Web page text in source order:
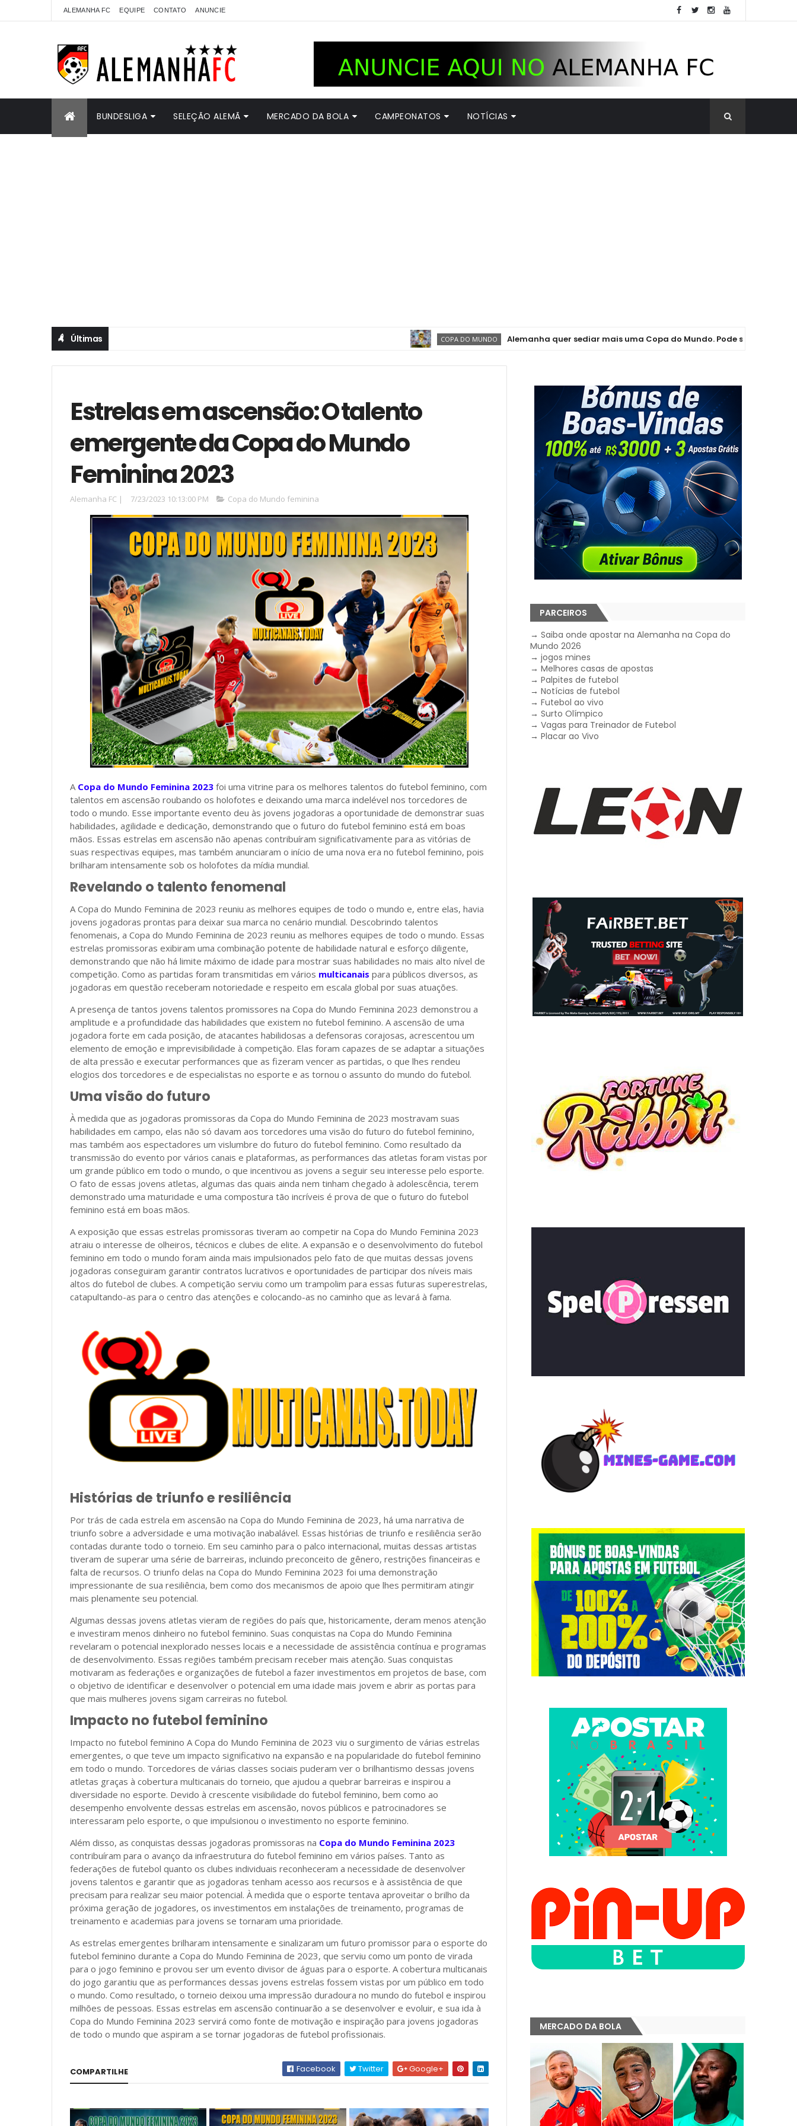
ALEMANHA FC EQUIPE CONTATO ANUNCIE
BUNDESLIGA SELEÇÃO ALEMÃ MERCADO DA BOLA CAMPEONATOS NOTÍCIAS
Últimas COPA DO MUNDO Alemanha quer sediar mais uma Copa do Mundo. Pode ser em 2038 ou 2042
Estrelas em ascensão: O talento
emergente da Copa do Mundo
Feminina 2023
Alemanha FC | 7/23/2023 10:13:00 PM Copa do Mundo feminina
A Copa do Mundo Feminina 2023 foi uma vitrine para os melhores talentos do futebol feminino, com
talentos em ascensão roubando os holofotes e deixando uma marca indelével nos torcedores de
todo o mundo. Esse importante evento deu às jovens jogadoras a oportunidade de demonstrar suas
habilidades, agilidade e dedicação, demonstrando que o futuro do futebol feminino está em boas
mãos. Essas estrelas em ascensão não apenas contribuíram significativamente para as vitórias de
suas respectivas equipes, mas também anunciaram o início de uma nova era no futebol feminino, pois
brilharam intensamente sob os holofotes da mídia mundial.
Revelando o talento fenomenal
A Copa do Mundo Feminina de 2023 reuniu as melhores equipes de todo o mundo e, entre elas, havia
jovens jogadoras prontas para deixar sua marca no cenário mundial. Descobrindo talentos
fenomenais, a Copa do Mundo Feminina de 2023 reuniu as melhores equipes de todo o mundo. Essas
estrelas promissoras exibiram uma combinação potente de habilidade natural e esforço diligente,
demonstrando que não há limite máximo de idade para mostrar suas habilidades no mais alto nível de
competição. Como as partidas foram transmitidas em vários multicanais para públicos diversos, as
jogadoras em questão receberam notoriedade e respeito em escala global por suas atuações.
A presença de tantos jovens talentos promissores na Copa do Mundo Feminina 2023 demonstrou a
amplitude e a profundidade das habilidades que existem no futebol feminino. A ascensão de uma
jogadora forte em cada posição, de atacantes habilidosas a defensoras corajosas, acrescentou um
elemento de emoção e imprevisibilidade à competição. Elas foram capazes de se adaptar a situações
de alta pressão e executar performances que as fizeram vencer as partidas, o que lhes rendeu
elogios dos torcedores e de especialistas no esporte e as tornou o assunto do mundo do futebol.
Uma visão do futuro
À medida que as jogadoras promissoras da Copa do Mundo Feminina de 2023 mostravam suas
habilidades em campo, elas não só davam aos torcedores uma visão do futuro do futebol feminino,
mas também aos espectadores um vislumbre do futuro do futebol feminino. Como resultado da
transmissão do evento por vários canais e plataformas, as performances das atletas foram vistas por
um grande público em todo o mundo, o que incentivou as jovens a seguir seu interesse pelo esporte.
O fato de essas jovens atletas, algumas das quais ainda nem tinham chegado à adolescência, terem
demonstrado uma maturidade e uma compostura tão incríveis é prova de que o futuro do futebol
feminino está em boas mãos.
A exposição que essas estrelas promissoras tiveram ao competir na Copa do Mundo Feminina 2023
atraiu o interesse de olheiros, técnicos e clubes de elite. A expansão e o desenvolvimento do futebol
feminino em todo o mundo foram ainda mais impulsionados pelo fato de que muitas dessas jovens
jogadoras conseguiram garantir contratos lucrativos e oportunidades de participar dos níveis mais
altos do futebol de clubes. A competição serviu como um trampolim para essas futuras superestrelas,
catapultando-as para o centro das atenções e colocando-as no caminho que as levará à fama.
Histórias de triunfo e resiliência
Por trás de cada estrela em ascensão na Copa do Mundo Feminina de 2023, há uma narrativa de
triunfo sobre a adversidade e uma motivação inabalável. Essas histórias de triunfo e resiliência serão
contadas durante todo o torneio. Em seu caminho para o palco internacional, muitas dessas artistas
tiveram de superar uma série de barreiras, incluindo preconceito de gênero, restrições financeiras e
falta de recursos. O triunfo delas na Copa do Mundo Feminina 2023 foi uma demonstração
impressionante de sua resiliência, bem como dos mecanismos de apoio que lhes permitiram atingir
mais plenamente seu potencial.
Algumas dessas jovens atletas vieram de regiões do país que, historicamente, deram menos atenção
e investiram menos dinheiro no futebol feminino. Suas conquistas na Copa do Mundo Feminina
revelaram o potencial inexplorado nesses locais e a necessidade de assistência contínua e programas
de desenvolvimento. Essas regiões também precisam receber mais atenção. Suas conquistas
motivaram as federações e organizações de futebol a fazer investimentos em projetos de base, com
o objetivo de identificar e desenvolver o potencial em uma idade mais jovem e abrir as portas para
que mais mulheres jovens sigam carreiras no futebol.
Impacto no futebol feminino
Impacto no futebol feminino A Copa do Mundo Feminina de 2023 viu o surgimento de várias estrelas
emergentes, o que teve um impacto significativo na expansão e na popularidade do futebol feminino
em todo o mundo. Torcedores de várias classes sociais puderam ver o brilhantismo dessas jovens
atletas graças à cobertura multicanais do torneio, que ajudou a quebrar barreiras e inspirou a
diversidade no esporte. Devido à crescente visibilidade do futebol feminino, bem como ao
desempenho envolvente dessas estrelas em ascensão, novos públicos e patrocinadores se
interessaram pelo esporte, o que impulsionou o investimento no esporte feminino.
Além disso, as conquistas dessas jogadoras promissoras na Copa do Mundo Feminina 2023
contribuíram para o avanço da infraestrutura do futebol feminino em vários países. Tanto as
federações de futebol quanto os clubes individuais reconheceram a necessidade de desenvolver
jovens talentos e garantir que as jogadoras tenham acesso aos recursos e à assistência de que
precisam para realizar seu maior potencial. À medida que o esporte tentava aproveitar o brilho da
próxima geração de jogadores, os investimentos em instalações de treinamento, programas de
treinamento e academias para jovens se tornaram uma prioridade.
As estrelas emergentes brilharam intensamente e sinalizaram um futuro promissor para o esporte do
futebol feminino durante a Copa do Mundo Feminina de 2023, que serviu como um ponto de virada
para o jogo feminino e provou ser um evento divisor de águas para o esporte. A cobertura multicanais
do jogo garantiu que as performances dessas jovens estrelas fossem vistas por um público em todo
o mundo. Como resultado, o torneio deixou uma impressão duradoura no mundo do futebol e inspirou
milhões de pessoas. Essas estrelas em ascensão continuarão a se desenvolver e evoluir, e sua ida à
Copa do Mundo Feminina 2023 servirá como fonte de motivação e inspiração para jovens jogadoras
de todo o mundo que aspiram a se tornar jogadoras de futebol profissionais.
COMPARTILHE Facebook Twitter Google+
PARCEIROS
→Saiba onde apostar na Alemanha na Copa do
Mundo 2026
→jogos mines
→Melhores casas de apostas
→Palpites de futebol
→Notícias de futebol
→Futebol ao vivo
→Surto Olímpico
→Vagas para Treinador de Futebol
→Placar ao Vivo
MERCADO DA BOLA